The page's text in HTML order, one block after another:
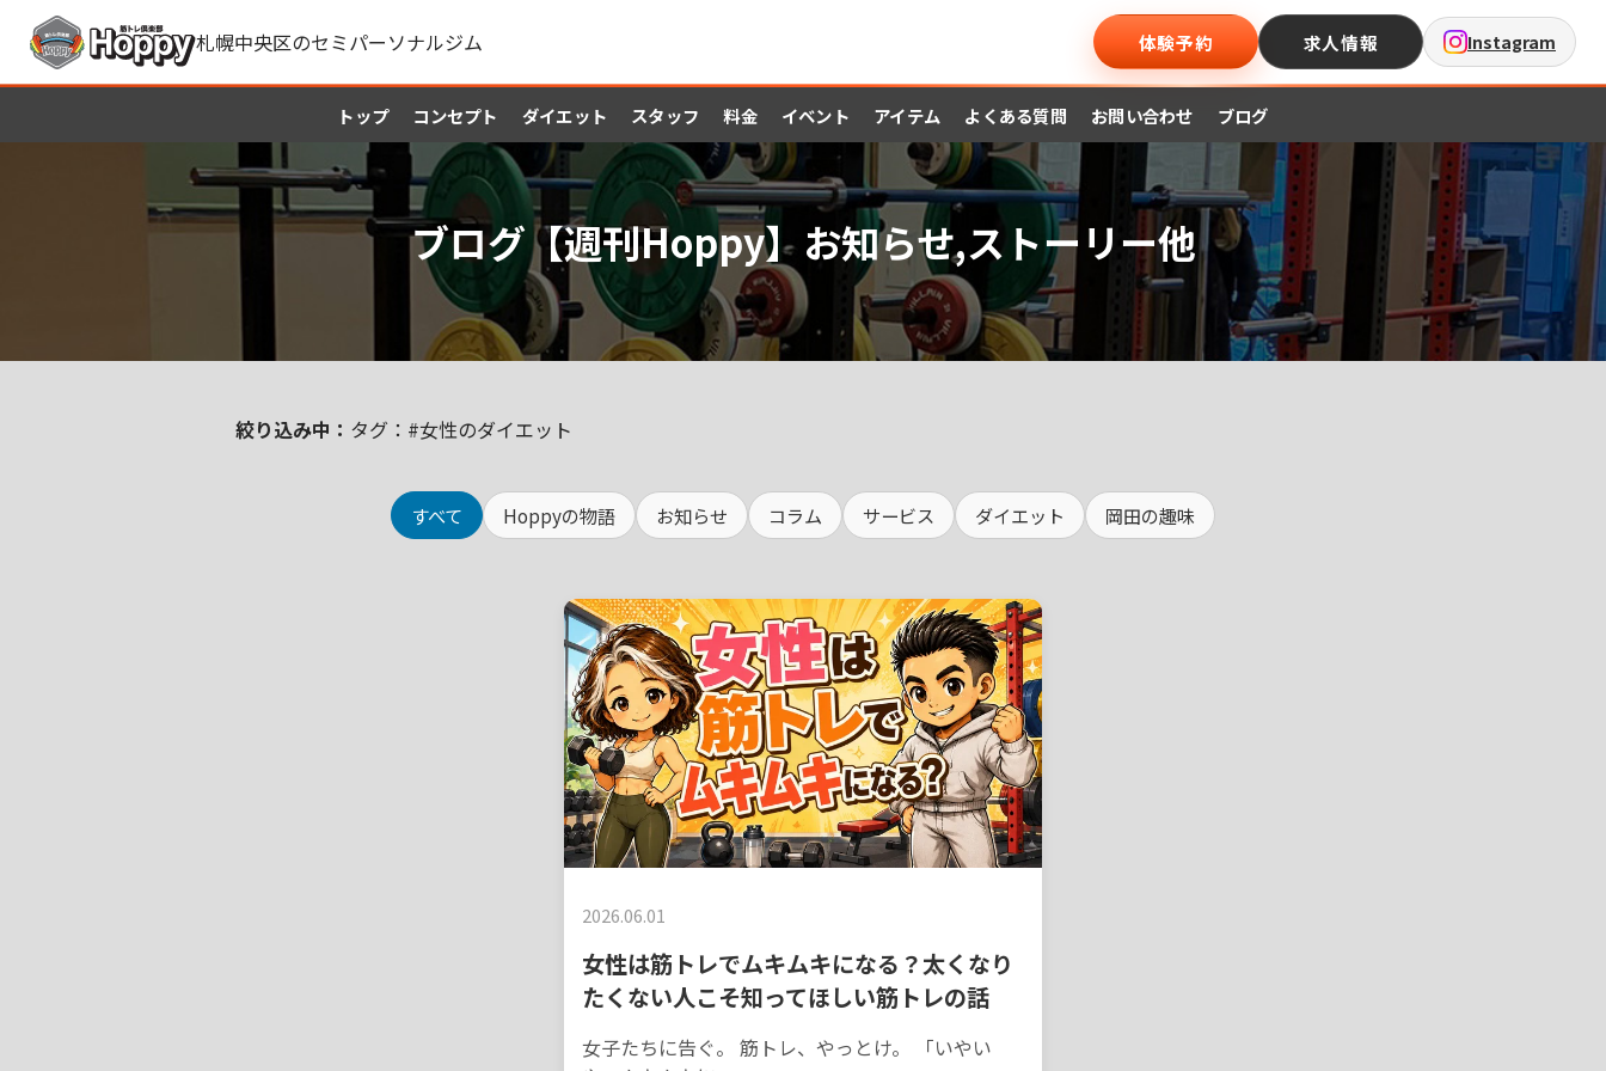
札幌中央区のセミパーソナルジム 体験予約 求人情報 Instagram
トップ コンセプト ダイエット スタッフ 料金 イベント アイテム よくある質問 お問い合わせ ブログ
ブログ【週刊Hoppy】お知らせ,ストーリー他
絞り込み中： タグ：#女性のダイエット
すべて Hoppyの物語 お知らせ コラム サービス ダイエット 岡田の趣味
2026.06.01
女性は筋トレでムキムキになる？太くなり
たくない人こそ知ってほしい筋トレの話
女子たちに告ぐ。 筋トレ、やっとけ。 「いやい